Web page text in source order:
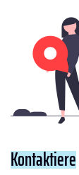
Kontaktiere